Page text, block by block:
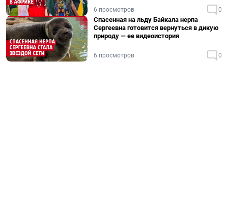
6 просмотров 0
Спасенная на льду Байкала нерпа
Сергеевна готовится вернуться в дикую
природу — ее видеоистория
6 просмотров 0